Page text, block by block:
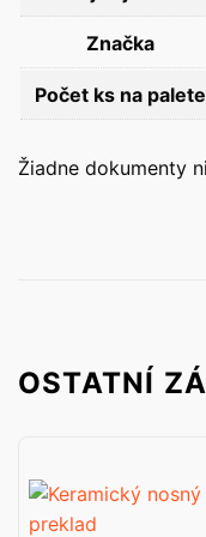
Značka
Počet ks na palete
Žiadne dokumenty
OSTATNÍ